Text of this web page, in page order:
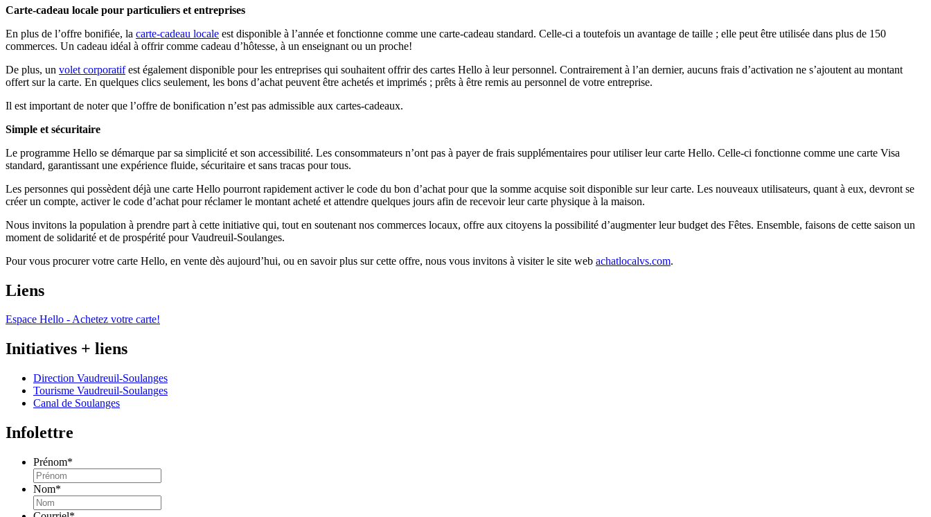
Carte-cadeau locale pour particuliers et entreprises
En plus de l’offre bonifiée, la carte-cadeau locale est disponible à l’année et fonctionne comme une carte-cadeau standard. Celle-ci a toutefois un avantage de taille ; elle peut être utilisée dans plus de 150
commerces. Un cadeau idéal à offrir comme cadeau d’hôtesse, à un enseignant ou un proche!
De plus, un volet corporatifest également disponible pour les entreprises qui souhaitent offrir des cartes Hello à leur personnel. Contrairement à l’an dernier, aucuns frais d’activation ne s’ajoutent au montant
offert sur la carte. En quelques clics seulement, les bons d’achat peuvent être achetés et imprimés ; prêts à être remis au personnel de votre entreprise.
Il est important de noter que l’offre de bonification n’est pas admissible aux cartes-cadeaux.
Simple et sécuritaire
Le programme Hello se démarque par sa simplicité et son accessibilité. Les consommateurs n’ont pas à payer de frais supplémentaires pour utiliser leur carte Hello. Celle-ci fonctionne comme une carte Visa
standard, garantissant une expérience fluide, sécuritaire et sans tracas pour tous.
Les personnes qui possèdent déjà une carte Hello pourront rapidement activer le code du bon d’achat pour que la somme acquise soit disponible sur leur carte. Les nouveaux utilisateurs, quant à eux, devront se
créer un compte, activer le code d’achat pour réclamer le montant acheté et attendre quelques jours afin de recevoir leur carte physique à la maison.
Nous invitons la population à prendre part à cette initiative qui, tout en soutenant nos commerces locaux, offre aux citoyens la possibilité d’augmenter leur budget des Fêtes. Ensemble, faisons de cette saison un
moment de solidarité et de prospérité pour Vaudreuil-Soulanges.
Pour vous procurer votre carte Hello, en vente dès aujourd’hui, ou en savoir plus sur cette offre, nous vous invitons à visiter le site web achatlocalvs.com.
Liens
Espace Hello - Achetez votre carte!
Initiatives + liens
Direction Vaudreuil-Soulanges
Tourisme Vaudreuil-Soulanges
Canal de Soulanges
Infolettre
Prénom*
Nom*